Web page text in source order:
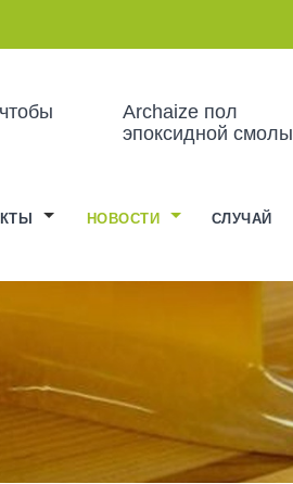
Archaize пол
эпоксидной смолы
НОВОСТИ СЛУЧАЙ